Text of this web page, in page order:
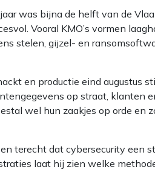
was bijna de helft van de
Vooral KMO’s vormen
stelen, gijzel- en
en productie eind augustus
op straat, klanten
wel hun zaakjes op orde en
terecht dat cybersecurity een
laat hij zien welke